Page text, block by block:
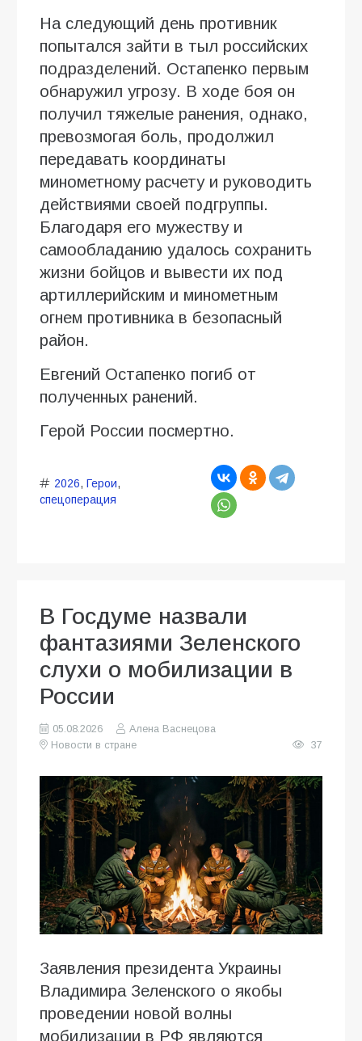
На следующий день противник
попытался зайти в тыл российских
подразделений. Остапенко первым
обнаружил угрозу. В ходе боя он
получил тяжелые ранения, однако,
превозмогая боль, продолжил
передавать координаты
минометному расчету и руководить
действиями своей подгруппы.
Благодаря его мужеству и
самообладанию удалось сохранить
жизни бойцов и вывести их под
артиллерийским и минометным
огнем противника в безопасный
район.
Евгений Остапенко погиб от
полученных ранений.
Герой России посмертно.
2026, Герои,
спецоперация
В Госдуме назвали
фантазиями Зеленского
слухи о мобилизации в
России
05.08.2026
Алена Васнецова
Новости в стране
37
Заявления президента Украины
Владимира Зеленского о якобы
проведении новой волны
мобилизации в РФ являются